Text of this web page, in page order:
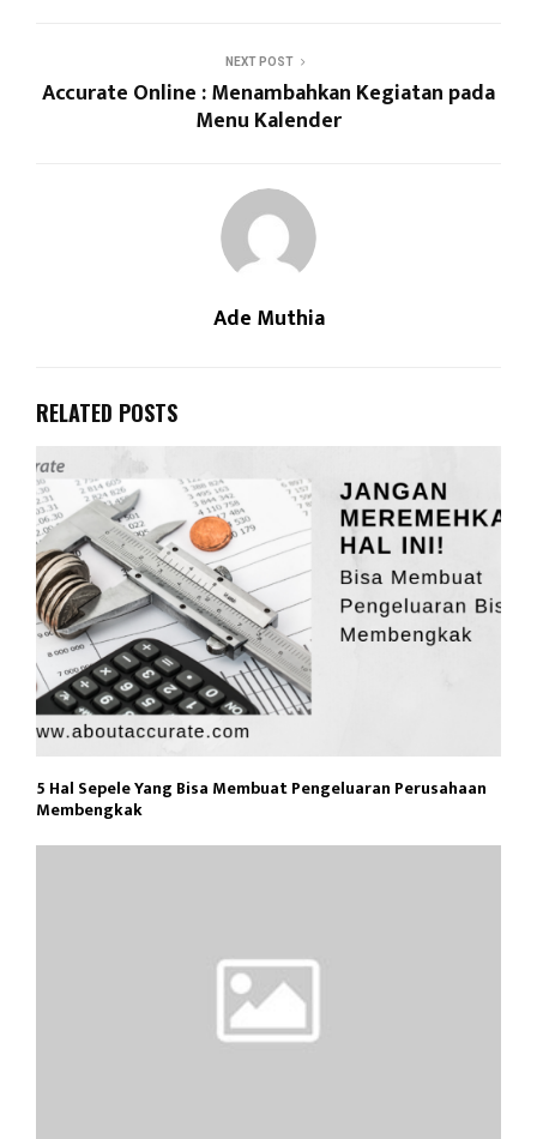
NEXT POST
Accurate Online : Menambahkan Kegiatan pada
Menu Kalender
Ade Muthia
RELATED POSTS
5 Hal Sepele Yang Bisa Membuat Pengeluaran Perusahaan
Membengkak